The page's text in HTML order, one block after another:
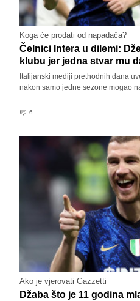
Koga će prodati od napadača?
Čelnici Intera u dilemi:
klubu jer jedna stvar mu
Italijanski mediji prethodnih dana
nakon samo jedne sezone mogao
6
Ako je vjerovati Gazzetti
Džaba što je 11 godina